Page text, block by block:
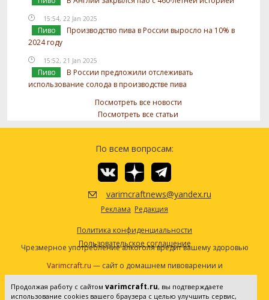
15:54, 22 Jan 2025
Пиво
Производство пива в России выросло на 10% в
2024 году
15:52, 21 Jan 2025
Пиво
В России предложили отслеживать
использование солода в производстве пива
Посмотреть все новости
Посмотреть все статьи
По всем вопросам:
varimcraftnews@yandex.ru
Реклама Редакция
Политика конфиденциальности
Пользовательское соглашение
Чрезмерное употребление алкоголя вредит вашему здоровью
Varimcraft.ru — сайт о домашнем пивоварении и
самогоноварении.
Сетевое издание «Варимкрафт». Зарегистрировано в
Продолжая работу с сайтом varimcraft.ru, вы подтверждаете
использование cookies вашего браузера с целью улучшить сервис,